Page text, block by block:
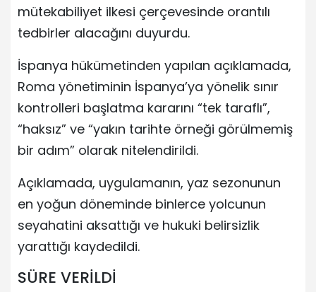
mütekabiliyet ilkesi çerçevesinde orantılı
tedbirler alacağını duyurdu.
İspanya hükümetinden yapılan açıklamada,
Roma yönetiminin İspanya’ya yönelik sınır
kontrolleri başlatma kararını “tek taraflı”,
“haksız” ve “yakın tarihte örneği görülmemiş
bir adım” olarak nitelendirildi.
Açıklamada, uygulamanın, yaz sezonunun
en yoğun döneminde binlerce yolcunun
seyahatini aksattığı ve hukuki belirsizlik
yarattığı kaydedildi.
SÜRE VERİLDİ